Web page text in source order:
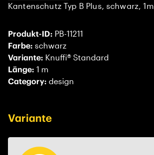
Kantenschutz Typ B Plus, schwarz, 1m
Produkt-ID: PB-11211
Farbe: schwarz
Variante: Knuffi® Standard
Länge: 1 m
Category: design
Variante